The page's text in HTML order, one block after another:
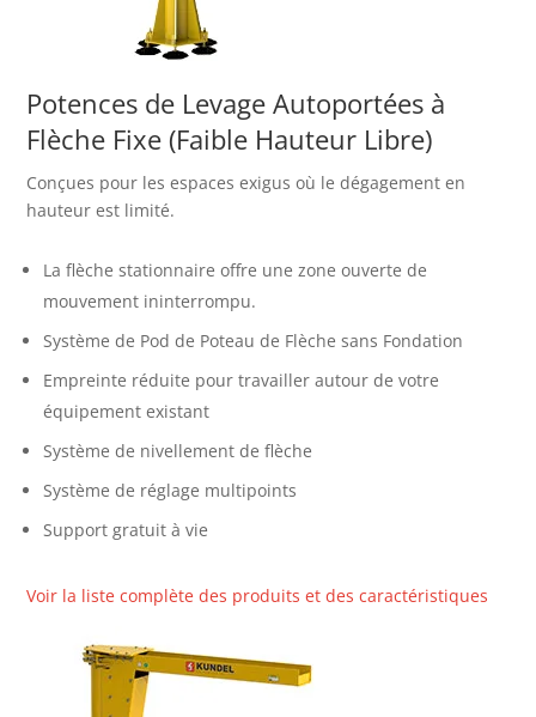
Potences de Levage Autoportées à
Flèche Fixe (Faible Hauteur Libre)
Conçues pour les espaces exigus où le dégagement en
hauteur est limité.
La flèche stationnaire offre une zone ouverte de
mouvement ininterrompu.
Système de Pod de Poteau de Flèche sans Fondation
Empreinte réduite pour travailler autour de votre
équipement existant
Système de nivellement de flèche
Système de réglage multipoints
Support gratuit à vie
Voir la liste complète des produits et des caractéristiques